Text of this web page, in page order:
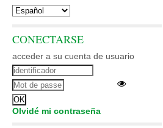
CONECTARSE
acceder a su cuenta de usuario
Olvidé mi contraseña